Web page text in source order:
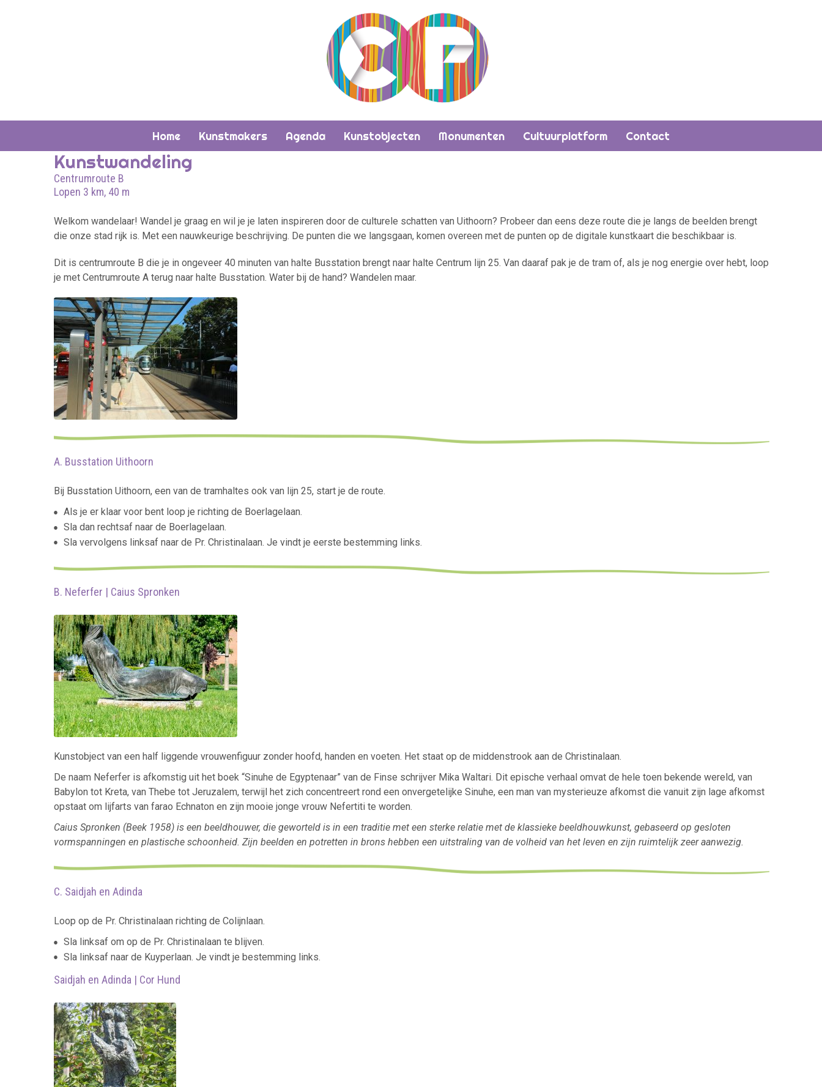
Home Kunstmakers Agenda Kunstobjecten Monumenten Cultuurplatform Contact
Kunstwandeling
Centrumroute B
Lopen 3 km, 40 m
Welkom wandelaar! Wandel je graag en wil je je laten inspireren door de culturele schatten van Uithoorn? Probeer dan eens deze route die je langs de beelden brengt
die onze stad rijk is. Met een nauwkeurige beschrijving. De punten die we langsgaan, komen overeen met de punten op de digitale kunstkaart die beschikbaar is.
Dit is centrumroute B die je in ongeveer 40 minuten van halte Busstation brengt naar halte Centrum lijn 25. Van daaraf pak je de tram of, als je nog energie over hebt, loop
je met Centrumroute A terug naar halte Busstation. Water bij de hand? Wandelen maar.
A. Busstation Uithoorn
Bij Busstation Uithoorn, een van de tramhaltes ook van lijn 25, start je de route.
Als je er klaar voor bent loop je richting de Boerlagelaan.
Sla dan rechtsaf naar de Boerlagelaan.
Sla vervolgens linksaf naar de Pr. Christinalaan. Je vindt je eerste bestemming links.
B. Neferfer | Caius Spronken
Kunstobject van een half liggende vrouwenfiguur zonder hoofd, handen en voeten. Het staat op de middenstrook aan de Christinalaan.
De naam Neferfer is afkomstig uit het boek “Sinuhe de Egyptenaar” van de Finse schrijver Mika Waltari. Dit epische verhaal omvat de hele toen bekende wereld, van
Babylon tot Kreta, van Thebe tot Jeruzalem, terwijl het zich concentreert rond een onvergetelijke Sinuhe, een man van mysterieuze afkomst die vanuit zijn lage afkomst
opstaat om lijfarts van farao Echnaton en zijn mooie jonge vrouw Nefertiti te worden.
Caius Spronken (Beek 1958) is een beeldhouwer, die geworteld is in een traditie met een sterke relatie met de klassieke beeldhouwkunst, gebaseerd op gesloten
vormspanningen en plastische schoonheid. Zijn beelden en potretten in brons hebben een uitstraling van de volheid van het leven en zijn ruimtelijk zeer aanwezig.
C. Saidjah en Adinda
Loop op de Pr. Christinalaan richting de Colijnlaan.
Sla linksaf om op de Pr. Christinalaan te blijven.
Sla linksaf naar de Kuyperlaan. Je vindt je bestemming links.
Saidjah en Adinda | Cor Hund